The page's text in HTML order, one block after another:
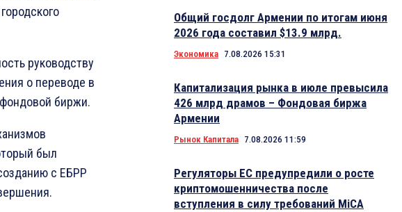
руководству
о переводе в
биржи.
был
с ЕБРР
Общий госдолг Армении по итогам июня
2026 года составил $13.9 млрд.
Экономика 7.08.2026 15:31
Капитализация рынка в июле превысила
426 млрд драмов – Фондовая биржа
Армении
Рынок Капитала 7.08.2026 11:59
Регуляторы ЕС предупредили о росте
криптомошенничества после
вступления в силу требований MiCA